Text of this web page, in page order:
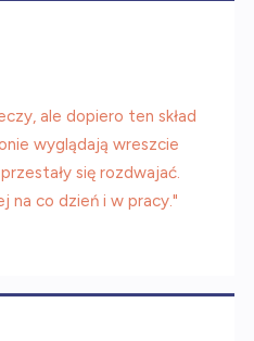
ale dopiero ten skład
wyglądają wreszcie
się rozdwajać.
na co dzień i w pracy."